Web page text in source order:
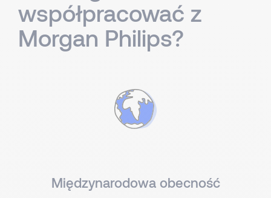
współpracować z
Morgan Philips?
Międzynarodowa obecność